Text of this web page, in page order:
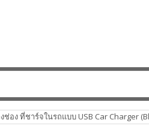
อง ที่ชาร์จในรถแบบ USB Car Charger